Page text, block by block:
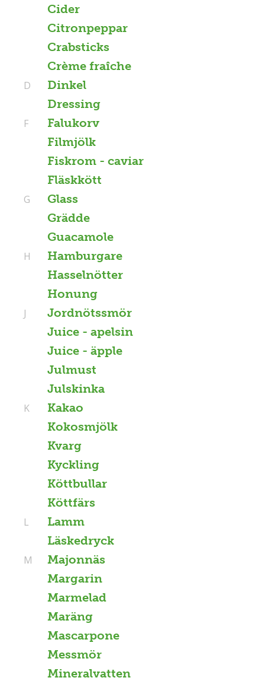
Cider
Citronpeppar
Crabsticks
Crème fraîche
Dinkel
D
Dressing
Falukorv
F
Filmjölk
Fiskrom - caviar
Fläskkött
Glass
G
Grädde
Guacamole
Hamburgare
H
Hasselnötter
Honung
Jordnötssmör
J
Juice - apelsin
Juice - äpple
Julmust
Julskinka
Kakao
K
Kokosmjölk
Kvarg
Kyckling
Köttbullar
Köttfärs
Lamm
L
Läskedryck
Majonnäs
M
Margarin
Marmelad
Maräng
Mascarpone
Messmör
Mineralvatten